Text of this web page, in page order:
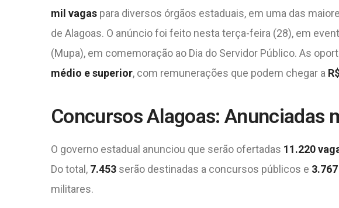
mil vagas para diversos órgãos estaduais, em uma das
de Alagoas. O anúncio foi feito nesta terça-feira (28), em
(Mupa), em comemoração ao Dia do Servidor Público. As
médio e superior, com remunerações que podem chegar a
Concursos Alagoas: Anunciadas
O governo estadual anunciou que serão ofertadas 11.220
Do total, 7.453 serão destinadas a concursos públicos e 3.767
militares.